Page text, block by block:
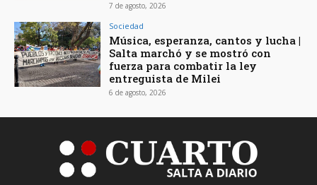
7 de agosto, 2026
Sociedad
Música, esperanza, cantos y lucha |
Salta marchó y se mostró con
fuerza para combatir la ley
entreguista de Milei
6 de agosto, 2026